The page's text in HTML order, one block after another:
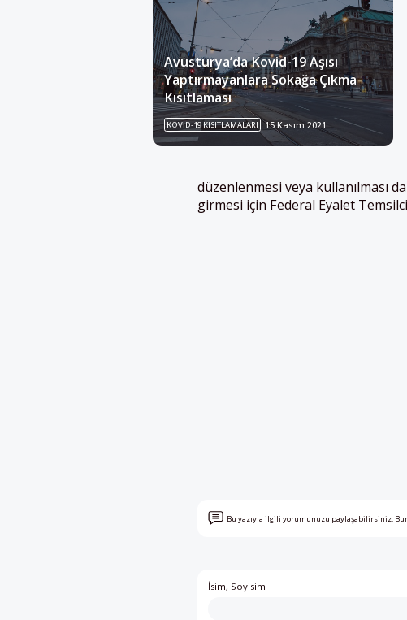
Avusturya’da Kovid-19 Aşısı
Yaptırmayanlara Sokağa Çıkma
Kısıtlaması
KOVID-19 KISITLAMALARI 15 Kasım 2021
düzenlenmesi veya kullanılması
girmesi için Federal Eyalet
Bu yazıyla ilgili yorumunuzu paylaşabilirsiniz.
İsim, Soyisim